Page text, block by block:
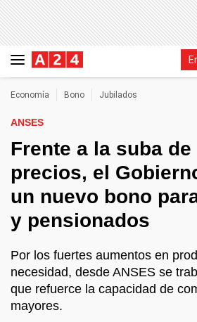
Economía Bono Jubilados
ANSES
Frente a la suba de
precios, el
un nuevo bono
y pensionados
Por los fuertes aumentos en
necesidad, desde ANSES se
que refuerce la capacidad de
mayores.